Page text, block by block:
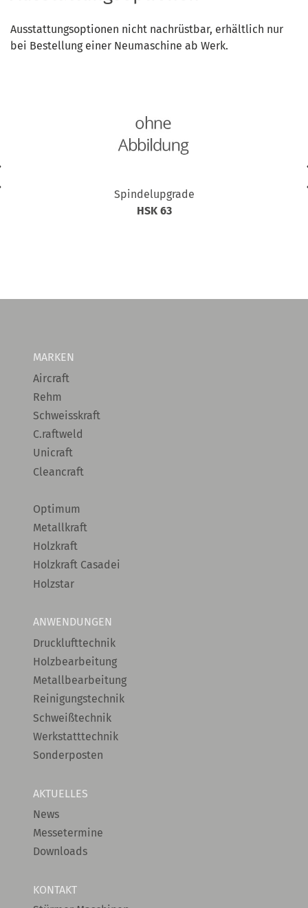
Ausstattungsoptionen nicht nachrüstbar, erhältlich nur
bei Bestellung einer Neumaschine ab Werk.
Spindelupgrade
HSK 63
MARKEN
Aircraft
Rehm
Schweisskraft
C.raftweld
Unicraft
Cleancraft
Optimum
Metallkraft
Holzkraft
Holzkraft Casadei
Holzstar
ANWENDUNGEN
Drucklufttechnik
Holzbearbeitung
Metallbearbeitung
Reinigungstechnik
Schweißtechnik
Werkstatttechnik
Sonderposten
AKTUELLES
News
Messetermine
Downloads
KONTAKT